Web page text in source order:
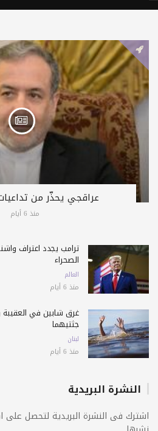
عراقجي يحذّر من
منذ 6 أيام
ترامب يجدد اعتراف
الصحراء
العالم
منذ 6 أيام
غرق شابين في العقيبة
جثتيهما
لبنان
منذ 6 أيام
النشرة البريدية
اشترك فى النشرة البريدية لتحصل على